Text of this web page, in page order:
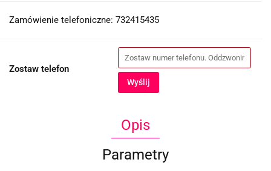
Zamówienie telefoniczne: 732415435
Zostaw telefon
Wyślij
Opis
Parametry